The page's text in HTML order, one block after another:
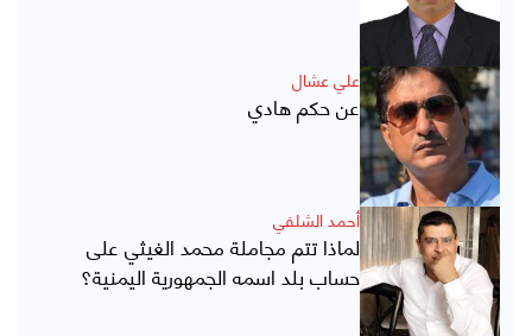
علي عشال
عن حكم هادي
أحمد الشلفي
لماذا تتم مجاملة محمد الغيثي على
حساب بلد اسمه الجمهورية اليمنية؟